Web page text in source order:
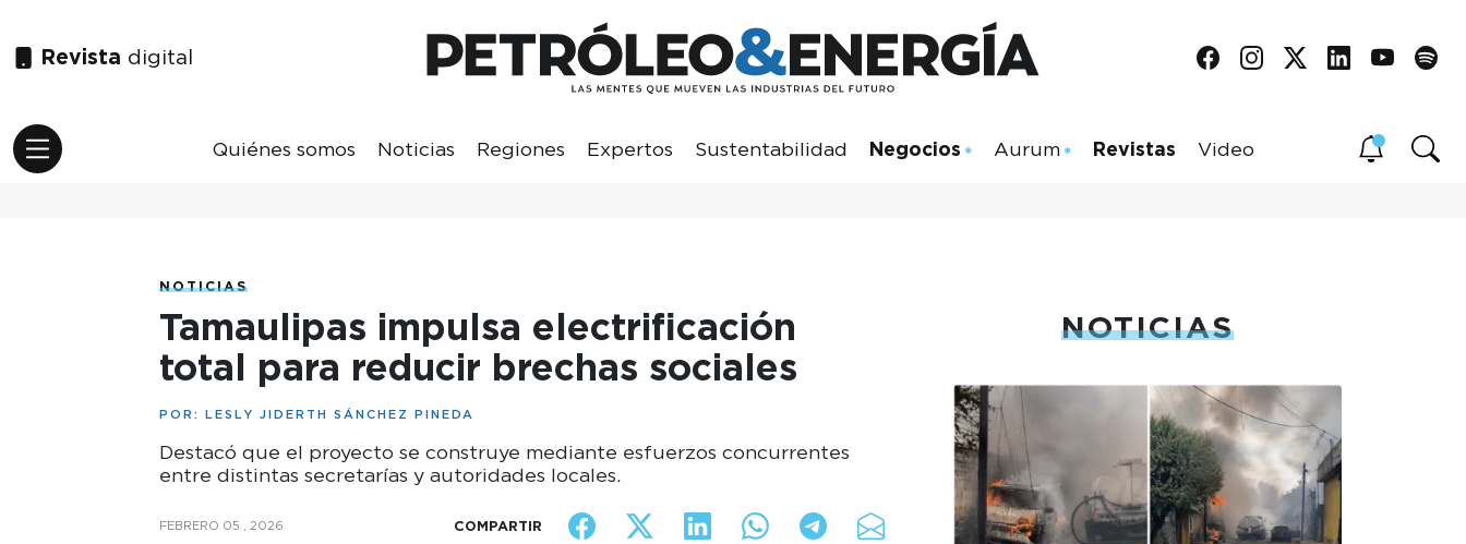
Revista digital
Quiénes somos Noticias Regiones Expertos Sustentabilidad Negocios Aurum Revistas Video
NOTICIAS
Tamaulipas impulsa electrificación
total para reducir brechas sociales
POR: LESLY JIDERTH SÁNCHEZ PINEDA
Destacó que el proyecto se construye mediante esfuerzos concurrentes
entre distintas secretarías y autoridades locales.
FEBRERO 05 , 2026 COMPARTIR
NOTICIAS